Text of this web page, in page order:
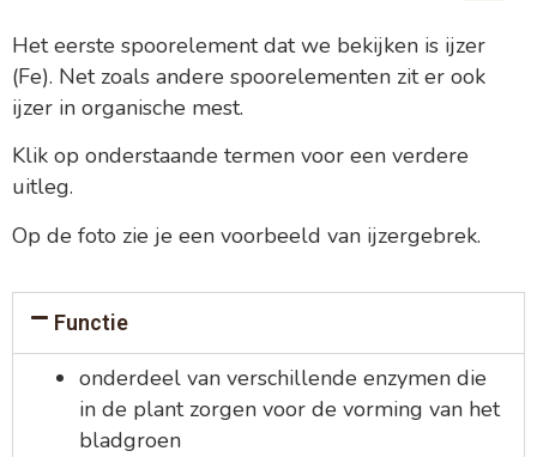
Het eerste spoorelement dat we bekijken is ijzer
(Fe). Net zoals andere spoorelementen zit er ook
ijzer in organische mest.
Klik op onderstaande termen voor een verdere
uitleg.
Op de foto zie je een voorbeeld van ijzergebrek.
Functie
onderdeel van verschillende enzymen die
in de plant zorgen voor de vorming van het
bladgroen